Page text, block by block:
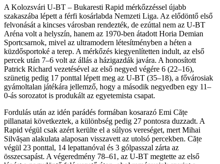
A Kolozsvári U-BT – Bukaresti Rapid mérkőzzéssel újabb
szakaszába lépett a férfi kosárlabda Nemzeti Liga. Az elődöntő első
felvonását a kincses városban rendezték, de ezúttal nem az U-BT
Aréna volt a helyszín, hanem az 1970-ben átadott Horia Demian
Sportcsarnok, mivel az ultramodern létesítményben a héten a
küzdősportoké a terep. A mérkőzés kiegyenlítetten indult, az első
percek után 7–6 volt az állás a házigazdák javára. A honosított
Patrick Richard vezetésével az első negyed végére 6 (22–16),
szünetig pedig 17 ponttal lépett meg az U-BT (35–18), a fővárosiak
gyámoltalan játékára jellemző, hogy a második negyedben egy 11–
0-ás sorozatot is produkált az egyetemista csapat.
Fordulás után az idén parádés formában kosarazó Emi Cățe
pillanatai következtek, a különbség pedig 27 pontosra duzzadt. A
Rapid végül csak azért kerülte el a súlyos vereséget, mert Mihai
Silvășan alakulata alaposan visszavett az utolsó percekben. Cățe
végül 23 ponttal, 14 lepattanóval és 3 gólpasszal zárta az
összecsapást. A végeredmény 78–61, az U-BT megtette az első